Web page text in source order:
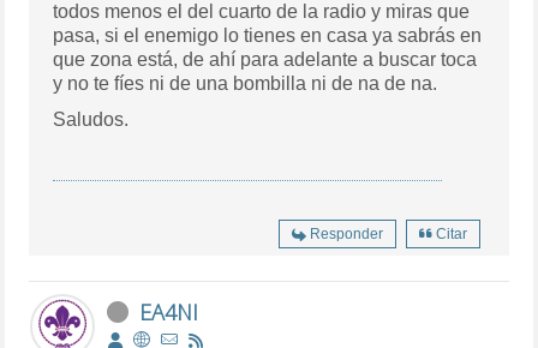
todos menos el del cuarto de la radio y miras que
pasa, si el enemigo lo tienes en casa ya sabrás en
que zona está, de ahí para adelante a buscar toca
y no te fíes ni de una bombilla ni de na de na.
Saludos.
Responder Citar
EA4NI